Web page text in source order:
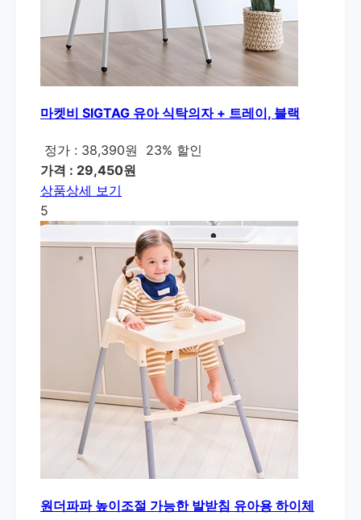
마켓비 SIGTAG 유아 식탁의자 + 트레이, 블랙
정가 : 38,390원
23% 할인
가격 : 29,450원
상품상세 보기
5
원더파파 높이조절 가능한 발받침 유아용 하이체